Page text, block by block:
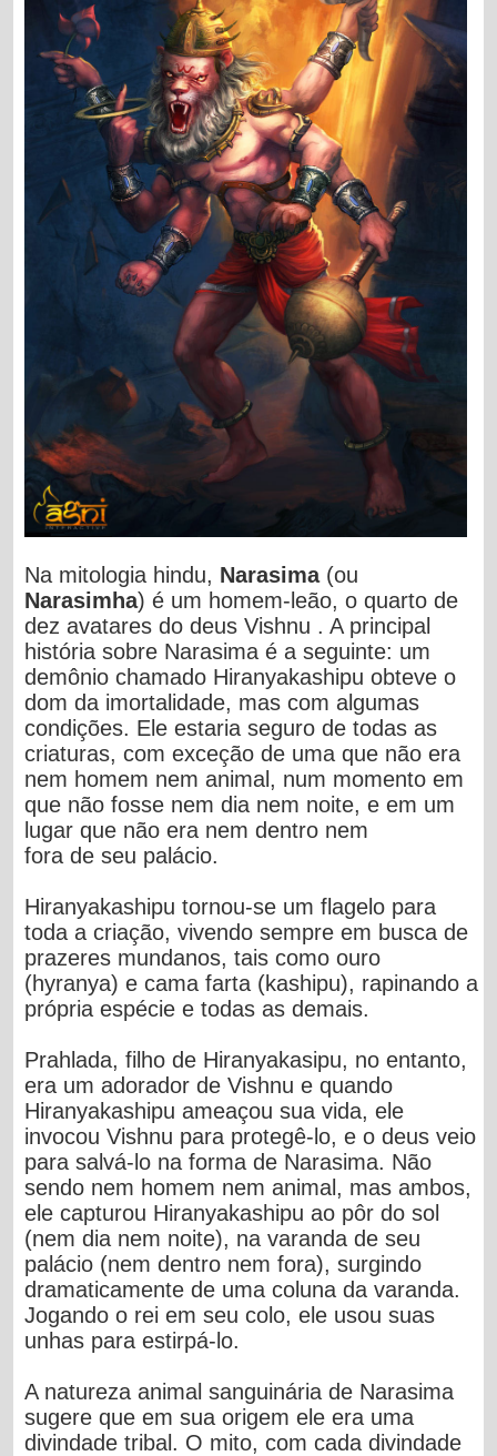
Na mitologia hindu, Narasima (ou
Narasimha) é um homem-leão,o quarto de
dez avatares do deus Vishnu . A principal
história sobre Narasima é a seguinte: um
demônio chamado Hiranyakashipu obteve o
dom da imortalidade, mas com algumas
condições. Ele estaria seguro de todas as
criaturas, com exceção de uma que não era
nem homem nem animal, num momento em
que não fosse nem dia nem noite, e em um
lugar que não era nem dentro nem
fora de seu palácio.
Hiranyakashipu tornou-se um flagelo para
toda a criação, vivendo sempre em busca de
prazeres mundanos, tais como ouro
(hyranya) e cama farta (kashipu), rapinando a
própria espécie e todas as demais.
Prahlada, filho de Hiranyakasipu, no entanto,
era um adorador de Vishnu e quando
Hiranyakashipu ameaçou sua vida, ele
invocou Vishnu para protegê-lo, e o deus veio
para salvá-lo na forma de Narasima. Não
sendo nem homem nem animal, mas ambos,
ele capturou Hiranyakashipu ao pôr do sol
(nem dia nem noite), na varanda de seu
palácio (nem dentro nem fora), surgindo
dramaticamente de uma coluna da varanda.
Jogando o rei em seu colo, ele usou suas
unhas para estirpá-lo.
A natureza animal sanguinária de Narasima
sugere que em sua origem ele era uma
divindade tribal. O mito, com cada divindade